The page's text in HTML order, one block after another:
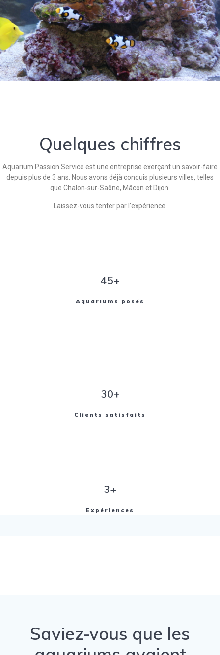
Quelques chiffres
Aquarium Passion Service est une entreprise exerçant un savoir-faire
depuis plus de 3 ans. Nous avons déjà conquis plusieurs villes, telles
que Chalon-sur-Saône, Mâcon et Dijon.
Laissez-vous tenter par l’expérience.
45+
Aquariums posés
30+
Clients satisfaits
3+
Expériences
Saviez-vous que les